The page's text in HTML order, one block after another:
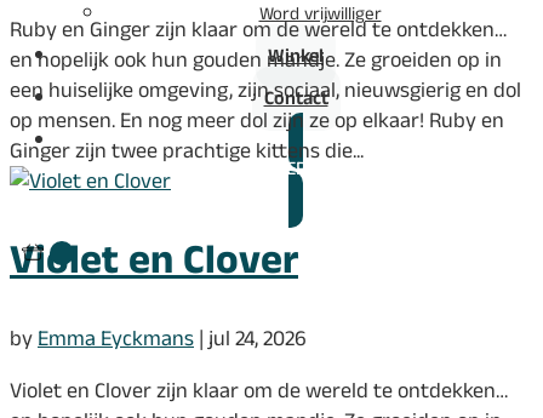
Word vrijwilliger
Winkel
Contact
DONEREN
Ruby en Ginger zijn klaar om de wereld te ontdekken…
en hopelijk ook hun gouden mandje. Ze groeiden op in
een huiselijke omgeving, zijn sociaal, nieuwsgierig en dol
op mensen. En nog meer dol zijn ze op elkaar! Ruby en
Ginger zijn twee prachtige kittens die...
Violet en Clover
byEmma Eyckmans | jul 24, 2026
Violet en Clover zijn klaar om de wereld te ontdekken…